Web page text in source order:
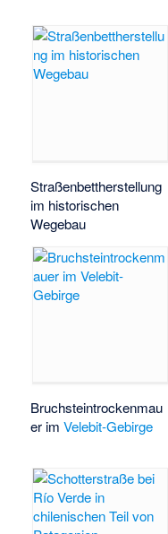
Straßenbettherstellung
im historischen
Wegebau
Bruchsteintrockenmau
er imVelebit-Gebirge